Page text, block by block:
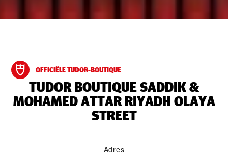
OFFICIËLE TUDOR-BOUTIQUE
‭TUDOR BOUTIQUE SADDIK &
MOHAMED ATTAR RIYADH OLAYA
STREET‬
Adres